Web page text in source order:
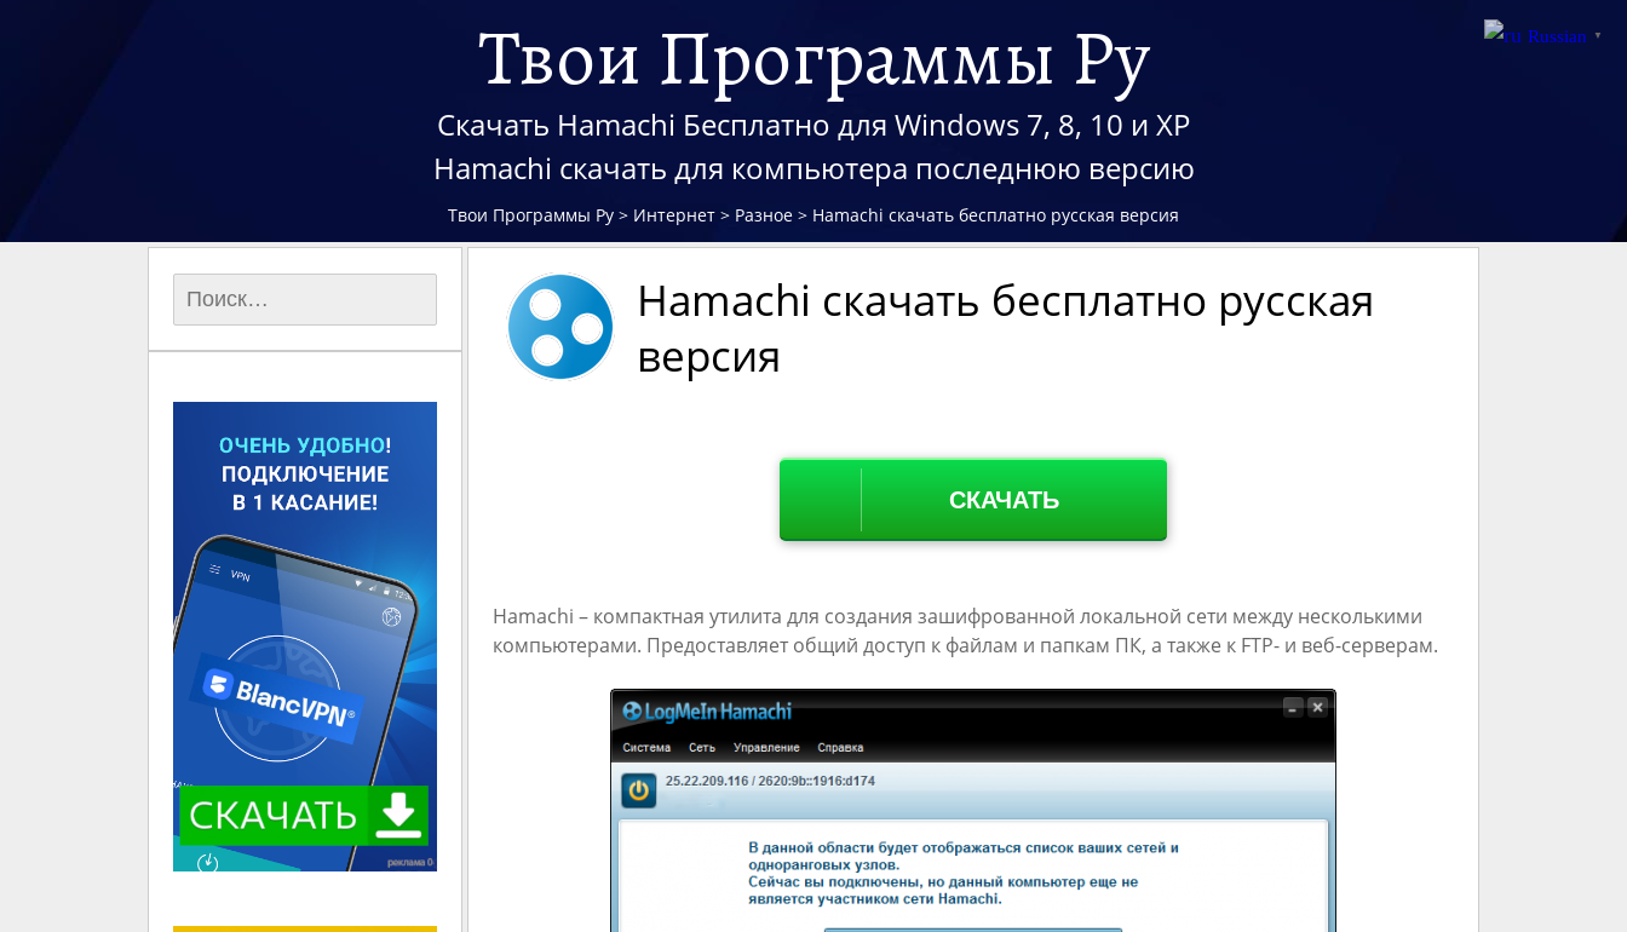
Твои Программы Ру
Скачать Hamachi Бесплатно для Windows 7, 8, 10 и XP
Hamachi скачать для компьютера последнюю версию
Твои Программы Ру > Интернет > Разное > Hamachi скачать бесплатно русская версия
Hamachi скачать бесплатно русская
версия
СКАЧАТЬ
Hamachi – компактная утилита для создания зашифрованной локальной сети между несколькими
компьютерами. Предоставляет общий доступ к файлам и папкам ПК, а также к FTP- и веб-серверам.
Russian ▼